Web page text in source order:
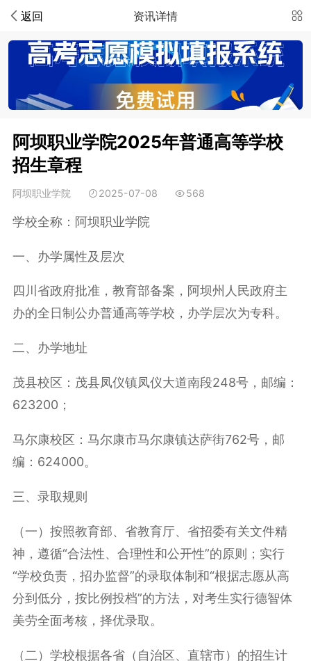
返回 资讯详情
阿坝职业学院2025年普通高等学校
招生章程
阿坝职业学院 2025-07-08 568
学校全称：阿坝职业学院
一、办学属性及层次
四川省政府批准，教育部备案，阿坝州人民政府主
办的全日制公办普通高等学校，办学层次为专科。
二、办学地址
茂县校区：茂县凤仪镇凤仪大道南段248号，邮编：
623200；
马尔康校区：马尔康市马尔康镇达萨街762号，邮
编：624000。
三、录取规则
（一）按照教育部、省教育厅、省招委有关文件精
神，遵循“合法性、合理性和公开性”的原则；实行
“学校负责，招办监督”的录取体制和“根据志愿从高
分到低分，按比例投档”的方法，对考生实行德智体
美劳全面考核，择优录取。
（二）学校根据各省（自治区、直辖市）的招生计